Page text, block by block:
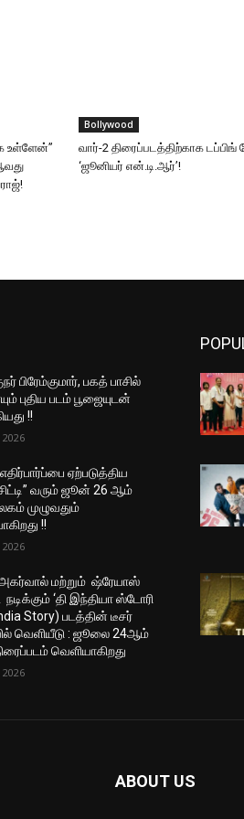
உள்ளேன்”
Bollywood
வார்-2 திரைப்படத்திற்காக டப்பிங்
‘ஜூனியர் என்.டி.ஆர்’!
பிரேம்குமார், பகத் பாசில்
புதிய படம் பூஜையுடன்
!!
2026
ஏற்படுத்திய
வரும் ஜூன் 26 ஆம்
முழுவதும்
!!
2026
மற்றும் ஷ்ரேயாஸ்
‘தி இந்தியா ஸ்டோரி
Story) படத்தின் டீசர்
வெளியீடு : ஜூலை 24ஆம்
வெளியாகிறது
2026
ABOUT US